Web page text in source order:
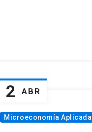
2 ABR
Microeconomía Aplicada